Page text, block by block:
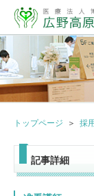
トップページ 採
記事詳細